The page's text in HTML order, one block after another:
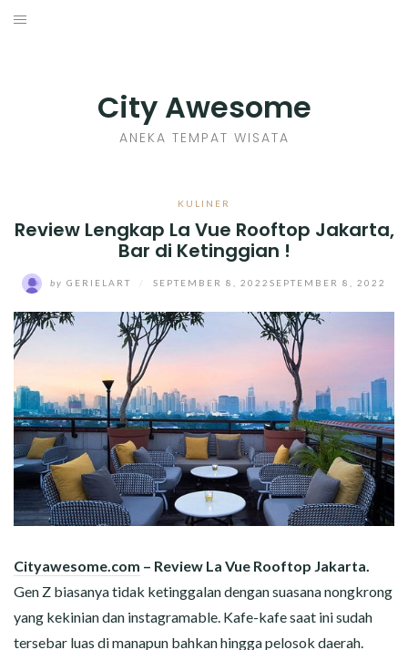
Skip
City Awesome
ANEKA TEMPAT WISATA
KULINER
Review Lengkap La Vue Rooftop Jakarta,
Bar di Ketinggian !
by GERIELART SEPTEMBER 8, 2022 SEPTEMBER 8, 2022
Cityawesome.com – Review La Vue Rooftop Jakarta.
Gen Z biasanya tidak ketinggalan dengan suasana nongkrong
yang kekinian dan instagramable. Kafe-kafe saat ini sudah
tersebar luas di manapun bahkan hingga pelosok daerah.
SENI KERAJINAN
INFO GAMES
MOVIES REVIEW